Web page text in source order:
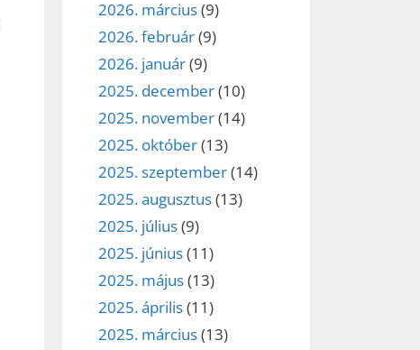
2026. március(9)
2026. február(9)
2026. január(9)
2025. december(10)
2025. november(14)
2025. október(13)
2025. szeptember(14)
2025. augusztus(13)
2025. július(9)
2025. június(11)
2025. május(13)
2025. április(11)
2025. március(13)